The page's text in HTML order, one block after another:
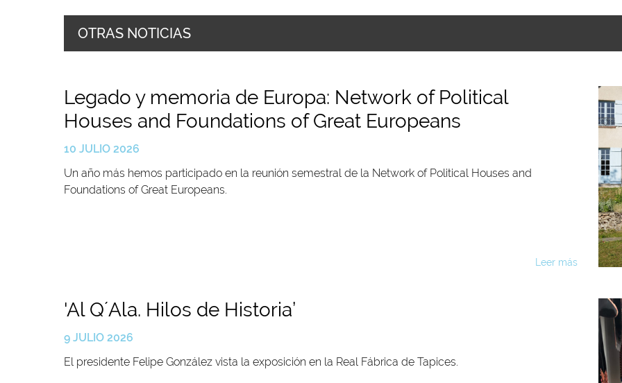
OTRAS NOTICIAS
Legado y memoria de Europa: Network of Political
Houses and Foundations of Great Europeans
10 JULIO 2026
Un año más hemos participado en la reunión semestral de la Network of Political Houses and
Foundations of Great Europeans.
Leer más
'Al Q´Ala. Hilos de Historia’
9 JULIO 2026
El presidente Felipe González vista la exposición en la Real Fábrica de Tapices.